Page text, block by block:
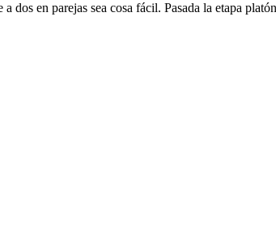
dos en parejas sea cosa fácil. Pasada la etapa